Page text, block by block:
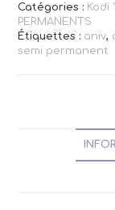
Catégories : Kodi
PERMANENTS
Étiquettes : aniv,
semi permanent